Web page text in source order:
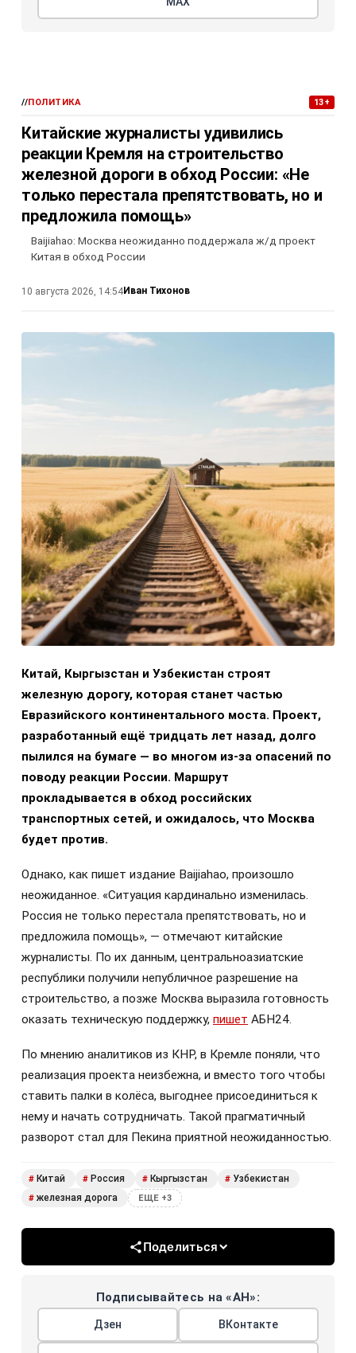
//ПОЛИТИКА 13+
Китайские журналисты удивились
реакции Кремля на строительство
железной дороги в обход России: «Не
только перестала препятствовать, но и
предложила помощь»
Baijiahao: Москва неожиданно поддержала ж/д проект
Китая в обход России
10 августа 2026, 14:54Иван Тихонов
Китай, Кыргызстан и Узбекистан строят
железную дорогу, которая станет частью
Евразийского континентального моста. Проект,
разработанный ещё тридцать лет назад, долго
пылился на бумаге — во многом из-за опасений по
поводу реакции России. Маршрут
прокладывается в обход российских
транспортных сетей, и ожидалось, что Москва
будет против.
Однако, как пишет издание Baijiahao, произошло
неожиданное. «Ситуация кардинально изменилась.
Россия не только перестала препятствовать, но и
предложила помощь», — отмечают китайские
журналисты. По их данным, центральноазиатские
республики получили непубличное разрешение на
строительство, а позже Москва выразила готовность
оказать техническую поддержку, пишет АБН24.
По мнению аналитиков из КНР, в Кремле поняли, что
реализация проекта неизбежна, и вместо того чтобы
ставить палки в колёса, выгоднее присоединиться к
нему и начать сотрудничать. Такой прагматичный
разворот стал для Пекина приятной неожиданностью.
# Китай # Россия # Кыргызстан # Узбекистан
# железная дорога ЕЩЕ +3
Поделиться
Подписывайтесь на «АН»:
Дзен ВКонтакте